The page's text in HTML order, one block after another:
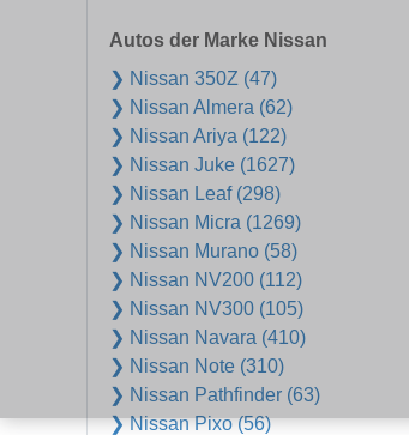
Autos der Marke Nissan
❯ Nissan 350Z (47)
❯ Nissan Almera (62)
❯ Nissan Ariya (122)
❯ Nissan Juke (1627)
❯ Nissan Leaf (298)
❯ Nissan Micra (1269)
❯ Nissan Murano (58)
❯ Nissan NV200 (112)
❯ Nissan NV300 (105)
❯ Nissan Navara (410)
❯ Nissan Note (310)
❯ Nissan Pathfinder (63)
❯ Nissan Pixo (56)